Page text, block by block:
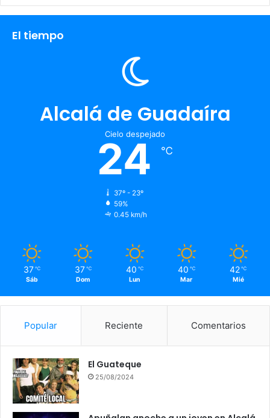
El tiempo
Alcalá de Guadaíra
Cielo despejado
24 ℃
37º - 23º
59%
0.45 km/h
37 ℃
Sáb
37 ℃
Dom
40 ℃
Lun
40 ℃
Mar
42 ℃
Mié
Popular Reciente Comentarios
El Guateque
25/08/2024